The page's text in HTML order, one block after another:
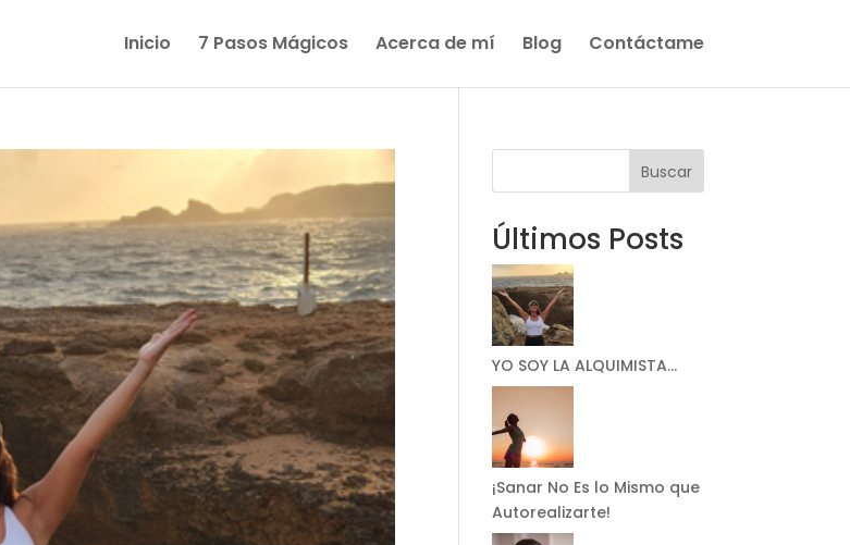
Inicio 7 Pasos Mágicos Acerca de mí Blog Contáctame
Buscar
Últimos Posts
YO SOY LA ALQUIMISTA…
¡Sanar No Es lo Mismo que
Autorealizarte!